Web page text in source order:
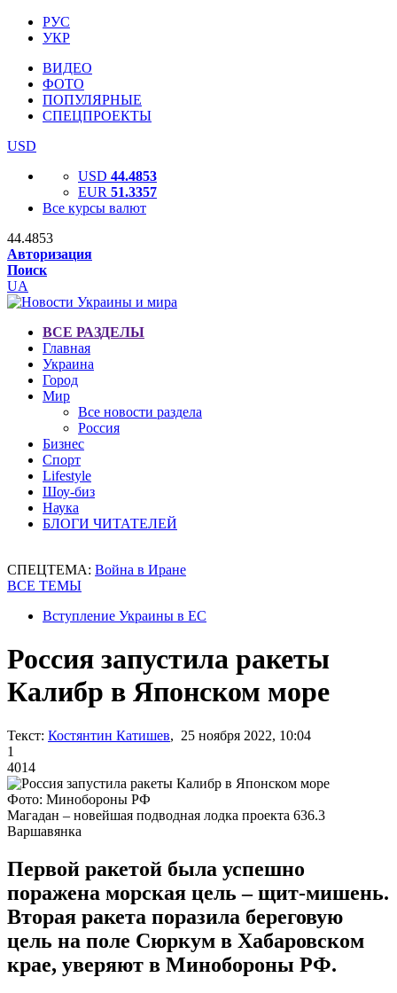
РУС
УКР
ВИДЕО
ФОТО
ПОПУЛЯРНЫЕ
СПЕЦПРОЕКТЫ
USD
USD 44.4853
EUR 51.3357
Все курсы валют
44.4853
Авторизация
Поиск
UA
ВСЕ РАЗДЕЛЫ
Главная
Украина
Город
Мир
Все новости раздела
Россия
Бизнес
Спорт
Lifestyle
Шоу-биз
Наука
БЛОГИ ЧИТАТЕЛЕЙ
СПЕЦТЕМА: Война в Иране
ВСЕ ТЕМЫ
Вступление Украины в ЕС
Россия запустила ракеты
Калибр в Японском море
Текст: Костянтин Катишев, 25 ноября 2022, 10:04
1
4014
Фото: Минобороны РФ
Магадан – новейшая подводная лодка проекта 636.3
Варшавянка
Первой ракетой была успешно
поражена морская цель – щит-мишень.
Вторая ракета поразила береговую
цель на поле Сюркум в Хабаровском
крае, уверяют в Минобороны РФ.